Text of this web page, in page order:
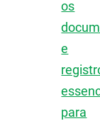
os
e
para